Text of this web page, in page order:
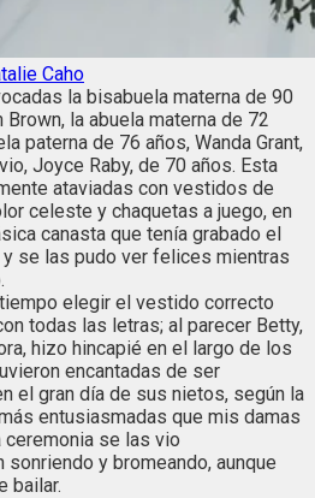
Caho
la bisabuela materna de 90
la abuela materna de 72
paterna de 76 años, Wanda Grant,
Joyce Raby, de 70 años. Esta
ataviadas con vestidos de
celeste y chaquetas a juego, en
canasta que tenía grabado el
y se las pudo ver felices mientras
elegir el vestido correcto
todas las letras; al parecer Betty,
hizo hincapié en el largo de los
encantadas de ser
el gran día de sus nietos, según la
entusiasmadas que mis damas
ceremonia se las vio
y bromeando, aunque
bailar.